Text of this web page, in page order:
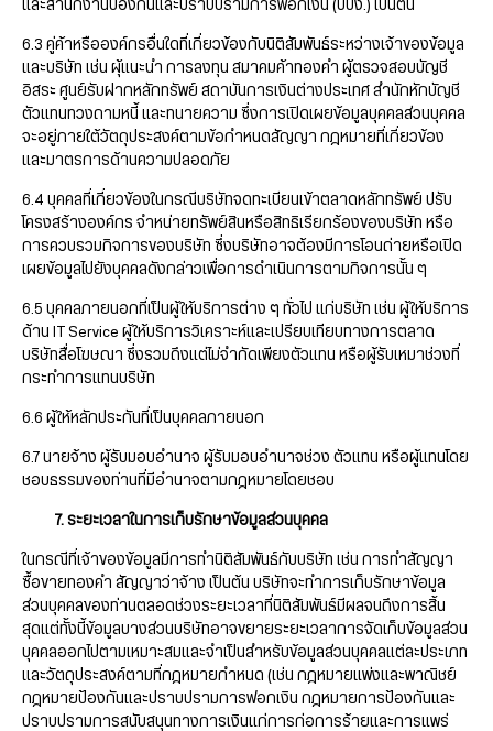
และสำนักงานป้องกันและปราบปรามการฟอกเงิน (ปปง.) เป็นต้น
6.3 คู่ค้าหรือองค์กรอื่นใดที่เกี่ยวข้องกับนิติสัมพันธ์ระหว่างเจ้าของข้อมูล
และบริษัท เช่น ผุ้แนะนำ การลงทุน สมาคมค้าทองคำ ผู้ตรวจสอบบัญชี
อิสระ ศูนย์รับฝากหลักทรัพย์ สถาบันการเงินต่างประเทศ สำนักหักบัญชี
ตัวแทนทวงถามหนี้ และทนายความ ซึ่งการเปิดเผยข้อมูลบุคคลส่วนบุคคล
จะอยู่ภายใต้วัตถุประสงค์ตามข้อกำหนดสัญญา กฎหมายที่เกี่ยวข้อง
และมาตรการด้านความปลอดภัย
6.4 บุคคลที่เกี่ยวข้องในกรณีบริษัทจดทะเบียนเข้าตลาดหลักทรัพย์ ปรับ
โครงสร้างองค์กร จำหน่ายทรัพย์สินหรือสิทธิเรียกร้องของบริษัท หรือ
การควบรวมกิจการของบริษัท ซึ่งบริษัทอาจต้องมีการโอนถ่ายหรือเปิด
เผยข้อมูลไปยังบุคคลดังกล่าวเพื่อการดำเนินการตามกิจการนั้น ๆ
6.5 บุคคลภายนอกที่เป็นผู้ให้บริการต่าง ๆ ทั่วไป แก่บริษัท เช่น ผู้ให้บริการ
ด้าน IT Service ผู้ให้บริการวิเคราะห์และเปรียบเทียบทางการตลาด
บริษัทสื่อโฆษณา ซึ่งรวมถึงแต่ไม่จำกัดเพียงตัวแทน หรือผู้รับเหมาช่วงที่
กระทำการแทนบริษัท
6.6 ผู้ให้หลักประกันที่เป็นบุคคลภายนอก
6.7 นายจ้าง ผู้รับมอบอำนาจ ผู้รับมอบอำนาจช่วง ตัวแทน หรือผู้แทนโดย
ชอบธรรมของท่านที่มีอำนาจตามกฎหมายโดยชอบ
7. ระยะเวลาในการเก็บรักษาข้อมูลส่วนบุคคล
ในกรณีที่เจ้าของข้อมูลมีการทำนิติสัมพันธ์กับบริษัท เช่น การทำสัญญา
ซื้อขายทองคำ สัญญาว่าจ้าง เป็นต้น บริษัทจะทำการเก็บรักษาข้อมูล
ส่วนบุคคลของท่านตลอดช่วงระยะเวลาที่นิติสัมพันธ์มีผลจนถึงการสิ้น
สุดแต่ทั้งนี้ข้อมูลบางส่วนบริษัทอาจขยายระยะเวลาการจัดเก็บข้อมูลส่วน
บุคคลออกไปตามเหมาะสมและจำเป็นสำหรับข้อมูลส่วนบุคคลแต่ละประเภท
และวัตถุประสงค์ตามที่กฎหมายกำหนด (เช่น กฎหมายแพ่งและพาณิชย์
กฎหมายป้องกันและปราบปรามการฟอกเงิน กฎหมายการป้องกันและ
ปราบปรามการสนับสนุนทางการเงินแก่การก่อการร้ายและการแพร่